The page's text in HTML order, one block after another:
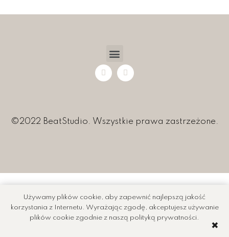
©2022 BeatStudio. Wszystkie prawa zastrzeżone.
Używamy plików cookie, aby zapewnić najlepszą jakość
korzystania z Internetu. Wyrażając zgodę, akceptujesz używanie
plików cookie zgodnie z naszą polityką prywatności.
✖️